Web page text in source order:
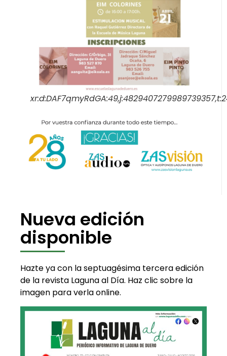
Nueva edición
disponible
Hazte ya con la septuagésima tercera edición
de la revista Laguna al Día. Haz clic sobre la
imagen para verla online.